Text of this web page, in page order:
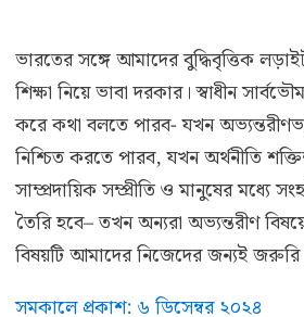
ভারতের সঙ্গে আমাদের বুদ্ধিবৃত্তিক
শিক্ষা নিয়ে ভাবা দরকার। স্বাধীন
করে কথা বলতে পারব- যখন
নিশ্চিত করতে পারব, যখন অর্থনীতি
সাম্প্রদায়িক সম্প্রীতি ও মানুষের মধ্যে
তৈরি হবে– তখন অন্যরা অভ্যন্তরীণ
বিষয়টি আমাদের নিজেদের জন্যই
সমকালে প্রকাশ: ৬ ডিসেম্বর ২০২৪